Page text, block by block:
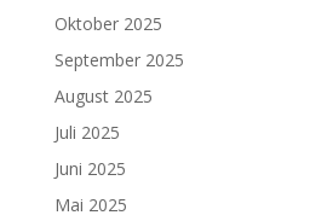
Oktober 2025
September 2025
August 2025
Juli 2025
Juni 2025
Mai 2025